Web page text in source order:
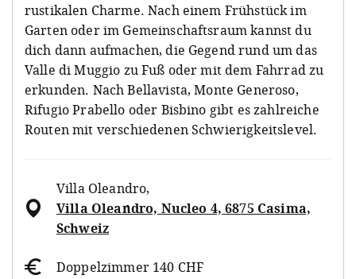
rustikalen Charme. Nach einem Frühstück im
Garten oder im Gemeinschaftsraum kannst du
dich dann aufmachen, die Gegend rund um das
Valle di Muggio zu Fuß oder mit dem Fahrrad zu
erkunden. Nach Bellavista, Monte Generoso,
Rifugio Prabello oder Bisbino gibt es zahlreiche
Routen mit verschiedenen Schwierigkeitslevel.
Villa Oleandro,
Villa Oleandro, Nucleo 4, 6875 Casima,
Schweiz
Doppelzimmer 140 CHF